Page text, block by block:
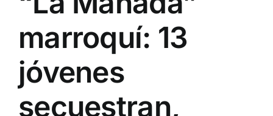
marroquí: 13
jóvenes
secuestran,